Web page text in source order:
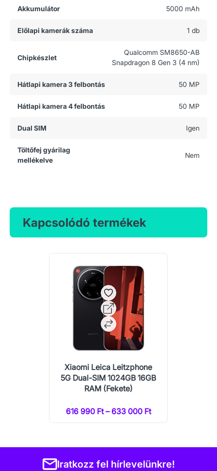
Akkumulátor 5000 mAh
Előlapi kamerák száma 1 db
Chipkészlet
Qualcomm SM8650-AB
Snapdragon 8 Gen 3 (4 nm)
Hátlapi kamera 3 felbontás 50 MP
Hátlapi kamera 4 felbontás 50 MP
Dual SIM Igen
Töltőfej gyárilag
mellékelve
Nem
Kapcsolódó termékek
Xiaomi Leica Leitzphone
5G Dual-SIM 1024GB 16GB
RAM (Fekete)
616 990 Ft – 633 000 Ft
Iratkozz fel hírlevelünkre!